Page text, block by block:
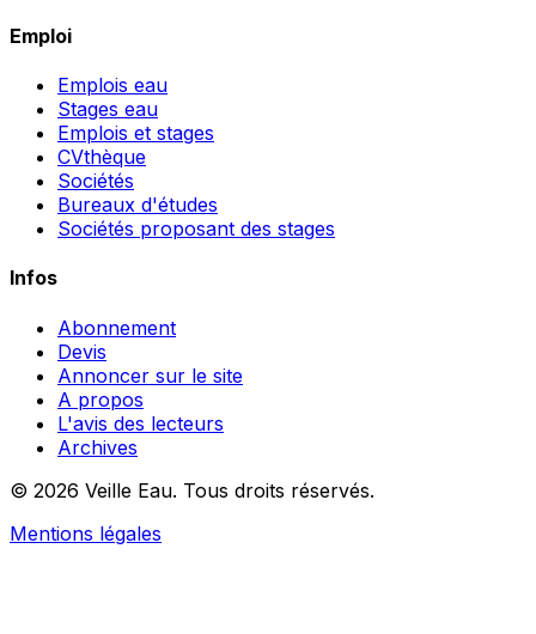
Emploi
Emplois eau
Stages eau
Emplois et stages
CVthèque
Sociétés
Bureaux d'études
Sociétés proposant des stages
Infos
Abonnement
Devis
Annoncer sur le site
A propos
L'avis des lecteurs
Archives
© 2026 Veille Eau. Tous droits réservés.
Mentions légales